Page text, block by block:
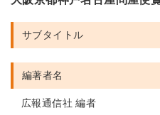
サブタイトル
編著者名
広報通信社 編者